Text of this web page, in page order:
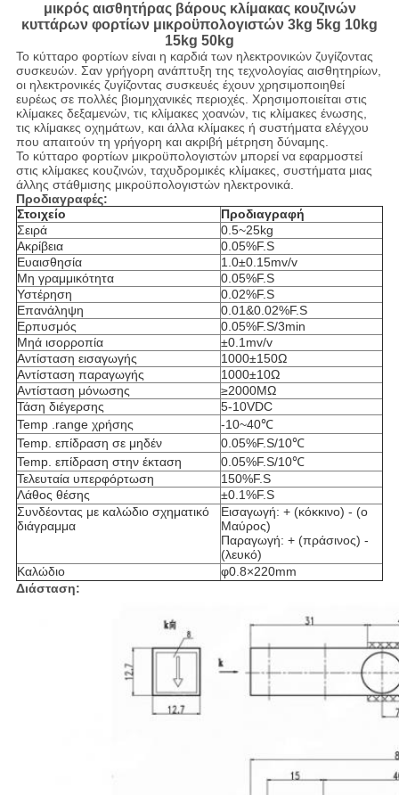
μικρός αισθητήρας βάρους κλίμακας κουζινών
κυττάρων φορτίων μικροϋπολογιστών 3kg 5kg 10kg
15kg 50kg
Το κύτταρο φορτίων είναι η καρδιά των ηλεκτρονικών ζυγίζοντας
συσκευών. Σαν γρήγορη ανάπτυξη της τεχνολογίας αισθητηρίων,
οι ηλεκτρονικές ζυγίζοντας συσκευές έχουν χρησιμοποιηθεί
ευρέως σε πολλές βιομηχανικές περιοχές. Χρησιμοποιείται στις
κλίμακες δεξαμενών, τις κλίμακες χοανών, τις κλίμακες ένωσης,
τις κλίμακες οχημάτων, και άλλα κλίμακες ή συστήματα ελέγχου
που απαιτούν τη γρήγορη και ακριβή μέτρηση δύναμης.
Το κύτταρο φορτίων μικροϋπολογιστών μπορεί να εφαρμοστεί
στις κλίμακες κουζινών, ταχυδρομικές κλίμακες, συστήματα μιας
άλλης στάθμισης μικροϋπολογιστών ηλεκτρονικά.
Προδιαγραφές:
Στοιχείο
Προδιαγραφή
Σειρά
0.5~25kg
Ακρίβεια
0.05%F.S
Ευαισθησία
1.0±0.15mv/v
Μη γραμμικότητα
0.05%F.S
Υστέρηση
0.02%F.S
Επανάληψη
0.01&0.02%F.S
Ερπυσμός
0.05%F.S/3min
Μηά ισορροπία
±0.1mv/v
Αντίσταση εισαγωγής
1000±150Ω
Αντίσταση παραγωγής
1000±10Ω
Αντίσταση μόνωσης
≥2000MΩ
Τάση διέγερσης
5-10VDC
Temp .range χρήσης
-10~40℃
Temp. επίδραση σε μηδέν
0.05%F.S/10℃
Temp. επίδραση στην έκταση
0.05%F.S/10℃
Τελευταία υπερφόρτωση
150%F.S
Λάθος θέσης
±0.1%F.S
Συνδέοντας με καλώδιο σχηματικό
διάγραμμα
Εισαγωγή: + (κόκκινο) - (ο
Μαύρος)
Παραγωγή: + (πράσινος) -
(λευκό)
Καλώδιο
φ0.8×220mm
Διάσταση: